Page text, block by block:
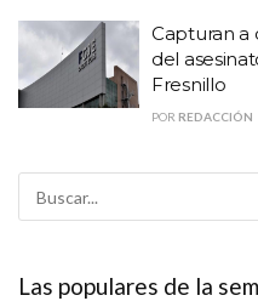
Capturan a
del
Fresnillo
POR REDACCIÓN
Las populares de la